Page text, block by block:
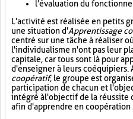
l'évaluation du
L'activité est réalisée en petits
une situation d'Apprentissage
centré sur une tâche à réaliser
l'individualisme n'ont pas leur
capitale, car tous sont là pour
d'enseigner à leurs coéquipiers.
coopératif, le groupe est
participation de chacun et
intégré à l'objectif de la réussite
afin d'apprendre en coopération